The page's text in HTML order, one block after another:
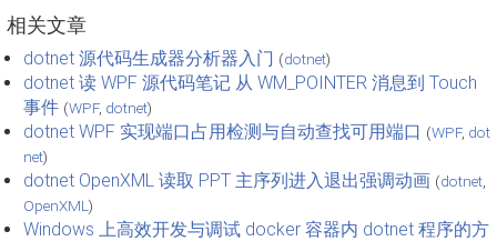
相关文章
dotnet 源代码生成器分析器入门 (dotnet)
dotnet 读 WPF 源代码笔记 从 WM_POINTER 消息到 Touch
事件 (WPF, dotnet)
dotnet WPF 实现端口占用检测与自动查找可用端口 (WPF, dot
net)
dotnet OpenXML 读取 PPT 主序列进入退出强调动画 (dotnet
OpenXML )
Windows 上高效开发与调试 docker 容器内 dotnet 程序的方